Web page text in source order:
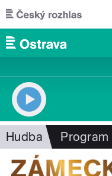
Přejít k hlavnímu obsahu
Hudba Program